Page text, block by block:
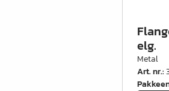
elg.
Metal
Art. nr.: